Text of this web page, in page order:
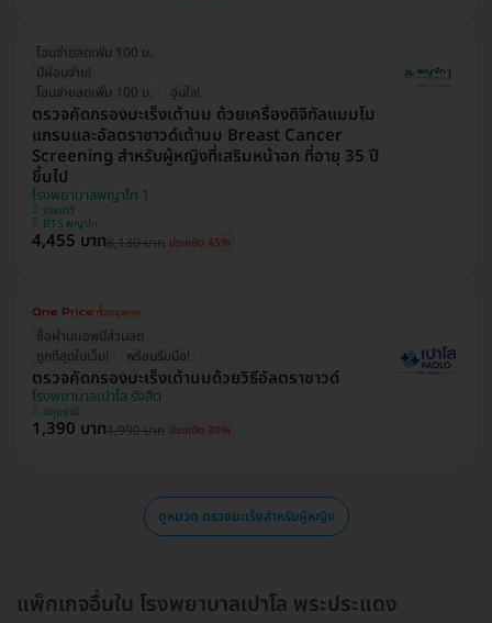
โอนจ่ายลดเพิ่ม 100 บ.
มีผ่อนจ่าย!
โอนจ่ายลดเพิ่ม 100 บ.
อุ่นใจ!
ตรวจคัดกรองมะเร็งเต้านม ด้วยเครื่องดิจิทัลแมมโม
แกรมและอัลตราซาวด์เต้านม Breast Cancer
Screening สำหรับผู้หญิงที่เสริมหน้าอก ที่อายุ 35 ปี
ขึ้นไป
โรงพยาบาลพญาไท 1
ราชเทวี
BTS พญาไท
4,455 บาท8,130 บาท ประหยัด 45%
ซื้อผ่านเเอพมีส่วนลด
ถูกที่สุดในเว็บ!
พร้อมรับมือ!
ตรวจคัดกรองมะเร็งเต้านมด้วยวิธีอัลตราซาวด์
โรงพยาบาลเปาโล รังสิต
ปทุมธานี
1,390 บาท1,990 บาท ประหยัด 30%
ดูหมวด ตรวจมะเร็งสำหรับผู้หญิง
แพ็กเกจอื่นใน โรงพยาบาลเปาโล พระประแดง